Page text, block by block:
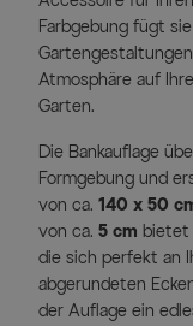
Farbgebung fügt
Atmosphäre auf
Garten.
Die Bankauflage
Formgebung und
von ca. 140 x 50
von ca. 5 cm bietet
die sich perfekt an
abgerundeten
der Auflage ein